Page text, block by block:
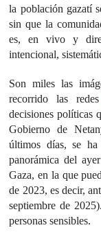
la población gazatí
sin que la
es, en vivo y
intencional,
Son miles las
recorrido las redes
decisiones políticas
Gobierno de
últimos días, se
panorámica del
Gaza, en la que
de 2023, es decir,
septiembre de
personas sensibles.